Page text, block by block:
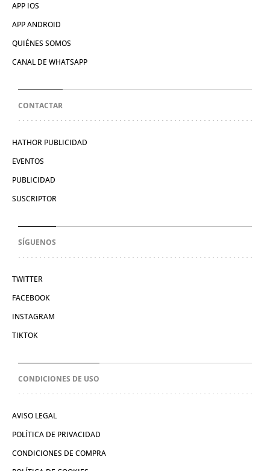
APP IOS
APP ANDROID
QUIÉNES SOMOS
CANAL DE WHATSAPP
CONTACTAR
HATHOR PUBLICIDAD
EVENTOS
PUBLICIDAD
SUSCRIPTOR
SÍGUENOS
TWITTER
FACEBOOK
INSTAGRAM
TIKTOK
CONDICIONES DE USO
AVISO LEGAL
POLÍTICA DE PRIVACIDAD
CONDICIONES DE COMPRA